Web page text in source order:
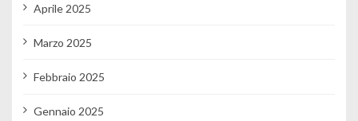
Aprile 2025
Marzo 2025
Febbraio 2025
Gennaio 2025